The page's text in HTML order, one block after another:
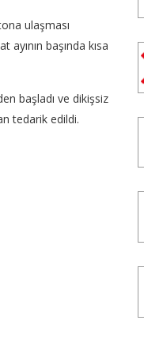
ulaşması
başında kısa
başladı ve dikişsiz
tedarik edildi.